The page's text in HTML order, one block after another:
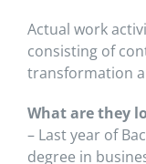
Actual work
consisting of
transformation
What are they
– Last year of
degree in